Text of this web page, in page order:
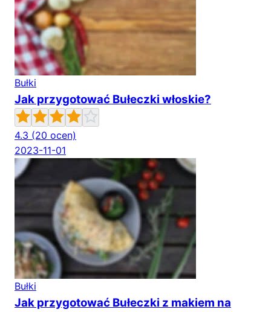
Bułki
Jak przygotować Bułeczki włoskie?
4.3 (20 ocen)
2023-11-01
Bułki
Jak przygotować Bułeczki z makiem na